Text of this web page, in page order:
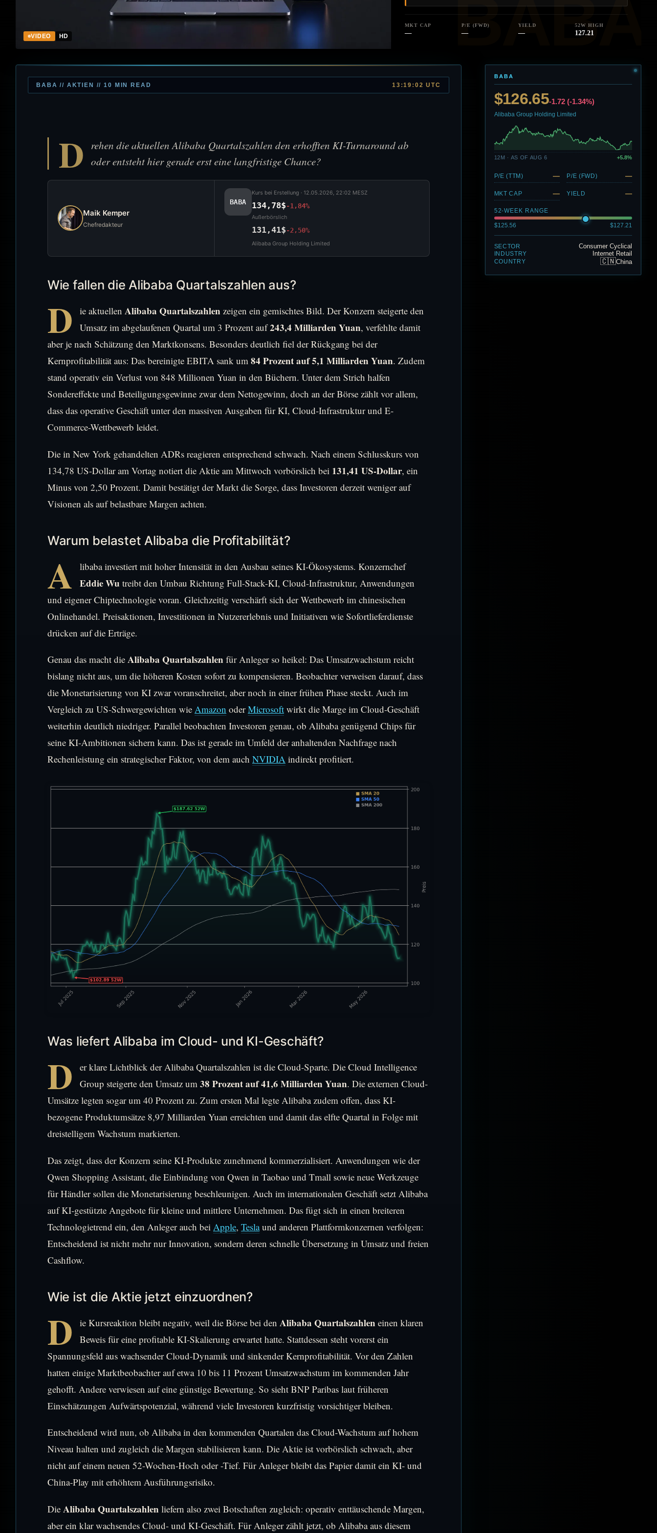
VIDEO HD
MKT CAP
—
P/E (FWD)
—
YIELD
—
52W HIGH
127.21
BABA // AKTIEN // 10 MIN READ 13:19:02 UTC
D
rehen die aktuellen Alibaba Quartalszahlen den erhofften KI-Turnaround ab
oder entsteht hier gerade erst eine langfristige Chance?
Maik Kemper
Chefredakteur
BABA
Kurs bei Erstellung · 12.05.2026, 22:02 MESZ
134,78$-1,84%
Außerbörslich
131,41$-2,50%
Alibaba Group Holding Limited
Wie fallen die Alibaba Quartalszahlen aus?
D ie aktuellen Alibaba Quartalszahlen zeigen ein gemischtes Bild. Der Konzern steigerte den
Umsatz im abgelaufenen Quartal um 3 Prozent auf243,4 Milliarden Yuan, verfehlte damit
aber je nach Schätzung den Marktkonsens. Besonders deutlich fiel der Rückgang bei der
Kernprofitabilität aus: Das bereinigte EBITA sank um 84 Prozent auf 5,1 Milliarden Yuan. Zudem
stand operativ ein Verlust von 848 Millionen Yuan in den Büchern. Unter dem Strich halfen
Sondereffekte und Beteiligungsgewinne zwar dem Nettogewinn, doch an der Börse zählt vor allem,
dass das operative Geschäft unter den massiven Ausgaben für KI, Cloud-Infrastruktur und E-
Commerce-Wettbewerb leidet.
Die in New York gehandelten ADRs reagieren entsprechend schwach. Nach einem Schlusskurs von
134,78 US-Dollar am Vortag notiert die Aktie am Mittwoch vorbörslich bei 131,41 US-Dollar, ein
Minus von 2,50 Prozent. Damit bestätigt der Markt die Sorge, dass Investoren derzeit weniger auf
Visionen als auf belastbare Margen achten.
Warum belastet Alibaba die Profitabilität?
A libaba investiert mit hoher Intensität in den Ausbau seines KI-Ökosystems. Konzernchef
Eddie Wu treibt den Umbau Richtung Full-Stack-KI, Cloud-Infrastruktur, Anwendungen
und eigener Chiptechnologie voran. Gleichzeitig verschärft sich der Wettbewerb im chinesischen
Onlinehandel. Preisaktionen, Investitionen in Nutzererlebnis und Initiativen wie Sofortlieferdienste
drücken auf die Erträge.
Genau das macht die Alibaba Quartalszahlen für Anleger so heikel: Das Umsatzwachstum reicht
bislang nicht aus, um die höheren Kosten sofort zu kompensieren. Beobachter verweisen darauf, dass
die Monetarisierung von KI zwar voranschreitet, aber noch in einer frühen Phase steckt. Auch im
Vergleich zu US-Schwergewichten wie Amazon oderMicrosoft wirkt die Marge im Cloud-Geschäft
weiterhin deutlich niedriger. Parallel beobachten Investoren genau, ob Alibaba genügend Chips für
seine KI-Ambitionen sichern kann. Das ist gerade im Umfeld der anhaltenden Nachfrage nach
Rechenleistung ein strategischer Faktor, von dem auch NVIDIA indirekt profitiert.
Was liefert Alibaba im Cloud- und KI-Geschäft?
D
er klare Lichtblick der Alibaba Quartalszahlen ist die Cloud-Sparte. Die Cloud Intelligence
Group steigerte den Umsatz um 38 Prozent auf 41,6 Milliarden Yuan. Die externen Cloud-
Umsätze legten sogar um 40 Prozent zu. Zum ersten Mal legte Alibaba zudem offen, dass KI-
bezogene Produktumsätze 8,97 Milliarden Yuan erreichten und damit das elfte Quartal in Folge mit
dreistelligem Wachstum markierten.
Das zeigt, dass der Konzern seine KI-Produkte zunehmend kommerzialisiert. Anwendungen wie der
Qwen Shopping Assistant, die Einbindung von Qwen in Taobao und Tmall sowie neue Werkzeuge
für Händler sollen die Monetarisierung beschleunigen. Auch im internationalen Geschäft setzt Alibaba
auf KI-gestützte Angebote für kleine und mittlere Unternehmen. Das fügt sich in einen breiteren
Technologietrend ein, den Anleger auch bei Apple, Teslaund anderen Plattformkonzernen verfolgen:
Entscheidend ist nicht mehr nur Innovation, sondern deren schnelle Übersetzung in Umsatz und freien
Cashflow.
Wie ist die Aktie jetzt einzuordnen?
D ie Kursreaktion bleibt negativ, weil die Börse bei den Alibaba Quartalszahlen einen klaren
Beweis für eine profitable KI-Skalierung erwartet hatte. Stattdessen steht vorerst ein
Spannungsfeld aus wachsender Cloud-Dynamik und sinkender Kernprofitabilität. Vor den Zahlen
hatten einige Marktbeobachter auf etwa 10 bis 11 Prozent Umsatzwachstum im kommenden Jahr
gehofft. Andere verwiesen auf eine günstige Bewertung. So sieht BNP Paribas laut früheren
Einschätzungen Aufwärtspotenzial, während viele Investoren kurzfristig vorsichtiger bleiben.
Entscheidend wird nun, ob Alibaba in den kommenden Quartalen das Cloud-Wachstum auf hohem
Niveau halten und zugleich die Margen stabilisieren kann. Die Aktie ist vorbörslich schwach, aber
nicht auf einem neuen 52-Wochen-Hoch oder -Tief. Für Anleger bleibt das Papier damit ein KI- und
China-Play mit erhöhtem Ausführungsrisiko.
Die Alibaba Quartalszahlen liefern also zwei Botschaften zugleich: operativ enttäuschende Margen,
aber ein klar wachsendes Cloud- und KI-Geschäft. Für Anleger zählt jetzt, ob Alibaba aus diesem
BABA
$126.65-1.72 (-1.34%)
Alibaba Group Holding Limited
12M · AS OF AUG 6 +5.8%
P/E (TTM) — P/E (FWD) —
MKT CAP — YIELD —
52-WEEK RANGE
$125.56 $127.21
SECTOR Consumer Cyclical
INDUSTRY Internet Retail
COUNTRY 🇨🇳China